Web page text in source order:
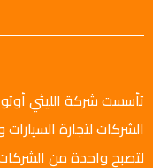
الشركات لتجارة
لتصبح واحدة من